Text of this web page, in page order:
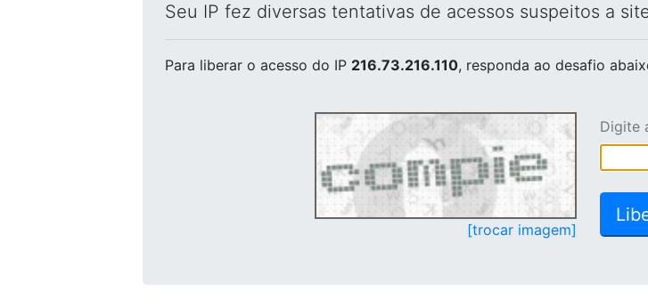
Seu IP fez diversas tentativas de acessos suspeitos a
Para liberar o acesso do IP 216.73.216.110, responda ao desafio
[trocar imagem]
Digite